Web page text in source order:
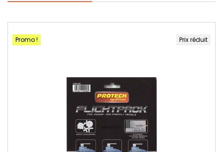
Promo ! Prix réduit